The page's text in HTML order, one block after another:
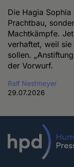
Die Hagia
Prachtbau,
Machtkämpfe.
verhaftet, weil
sollen.
der Vorwurf.
Ralf Nestmeyer
29.07.2026